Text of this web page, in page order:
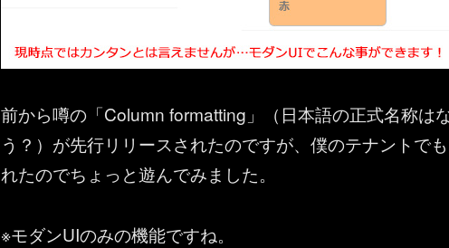
前から噂の「Column formatting」（日本語の正式名称は
う？）が先行リリースされたのですが、僕のテナントで
れたのでちょっと遊んでみました。
※モダンUIのみの機能ですね。